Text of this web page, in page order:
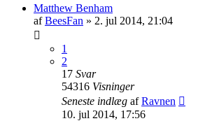
Matthew Benham
afBeesFan » 2. jul 2014, 21:04
1
2
17 Svar
54316 Visninger
Seneste indlæg afRavnen
10. jul 2014, 17:56